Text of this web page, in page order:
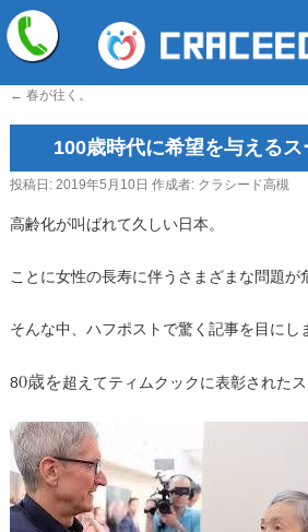
← 春が往く。
100歳時代に希望を与えるス
投稿日: 2019年5月10日 作成者: クラシード高槻
高齢化が叫ばれて久しい日本。
ことに女性の長寿に伴うさまざまな問題が
そんな中、ハフポストで驚く記事を目にし
80歳を超えてティムクックに表彰された